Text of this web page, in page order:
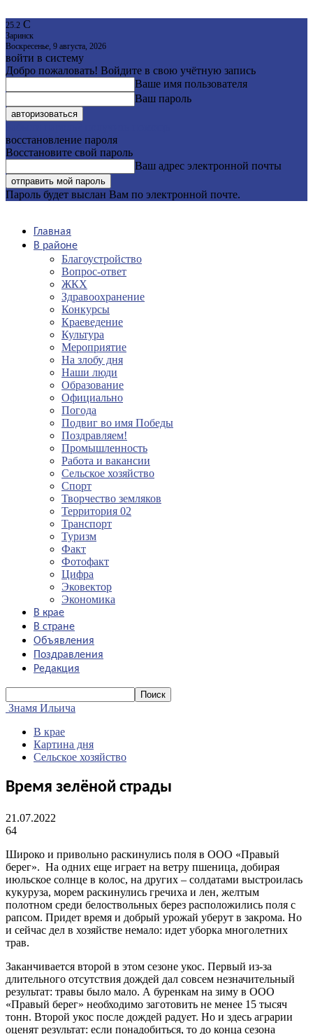
25.2 C
Заринск
Воскресенье, 9 августа, 2026
войти в систему
Добро пожаловать! Войдите в свою учётную запись
Ваше имя пользователя
Ваш пароль
восстановление пароля
Восстановите свой пароль
Ваш адрес электронной почты
Пароль будет выслан Вам по электронной почте.
Главная
В районе
Благоустройство
Вопрос-ответ
ЖКХ
Здравоохранение
Конкурсы
Краеведение
Культура
Мероприятие
На злобу дня
Наши люди
Образование
Официально
Погода
Подвиг во имя Победы
Поздравляем!
Промышленность
Работа и вакансии
Сельское хозяйство
Спорт
Творчество земляков
Территория 02
Транспорт
Туризм
Факт
Фотофакт
Цифра
Эковектор
Экономика
В крае
В стране
Объявления
Поздравления
Редакция
Знамя Ильича
В крае
Картина дня
Сельское хозяйство
Время зелёной страды
21.07.2022
64
Широко и привольно раскинулись поля в ООО «Правый
берег». На одних еще играет на ветру пшеница, добирая
июльское солнце в колос, на других – солдатами выстроилась
кукуруза, морем раскинулись гречиха и лен, желтым
полотном среди белоствольных берез расположились поля с
рапсом. Придет время и добрый урожай уберут в закрома. Но
и сейчас дел в хозяйстве немало: идет уборка многолетних
трав.
Заканчивается второй в этом сезоне укос. Первый из-за
длительного отсутствия дождей дал совсем незначительный
результат: травы было мало. А буренкам на зиму в ООО
«Правый берег» необходимо заготовить не менее 15 тысяч
тонн. Второй укос после дождей радует. Но и здесь аграрии
оценят результат: если понадобиться, то до конца сезона